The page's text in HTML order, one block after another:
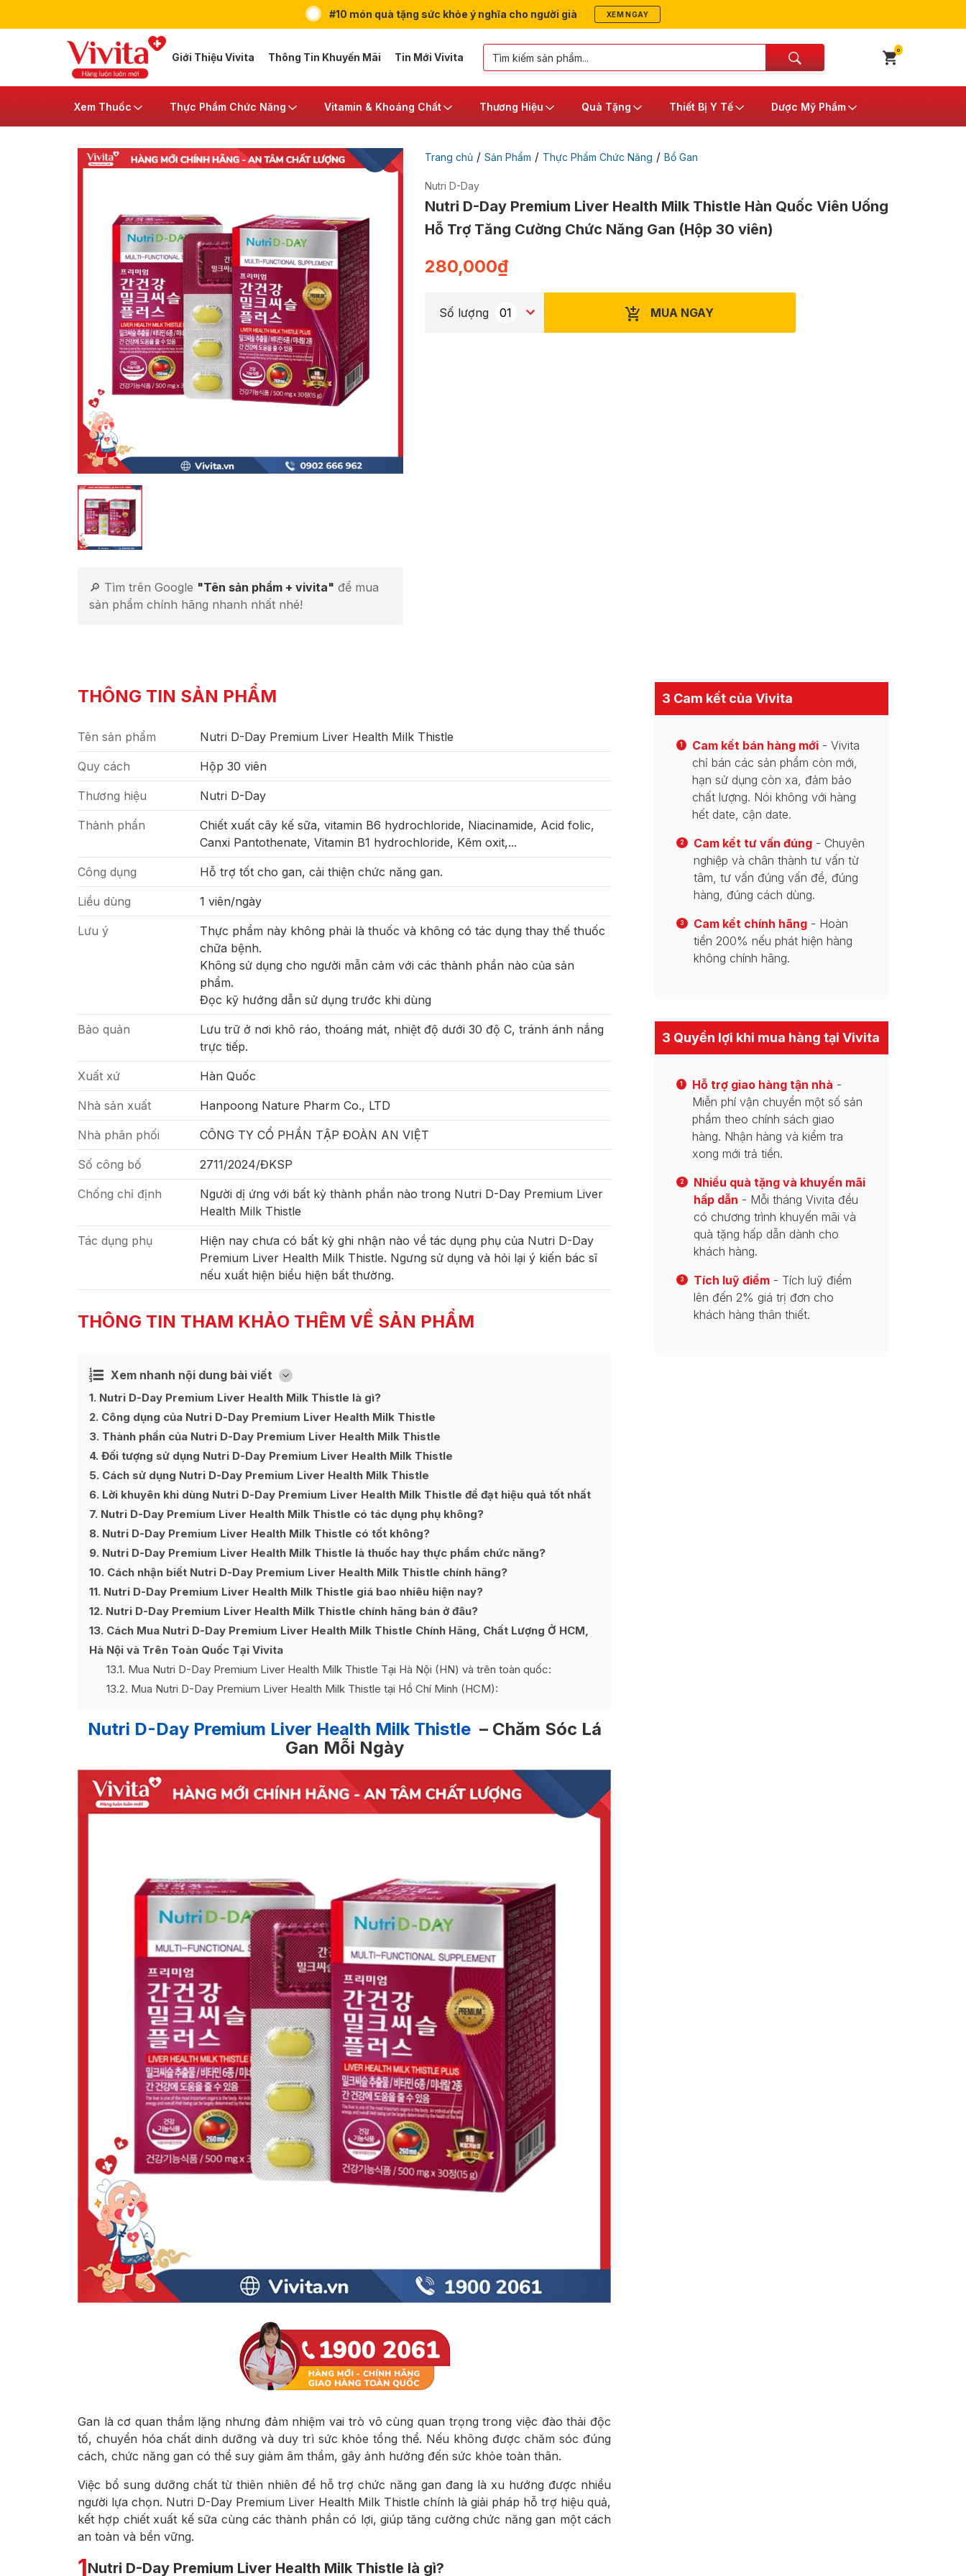
#10 món quà tặng sức khỏe ý nghĩa cho người già XEM NGAY
Giới Thiệu Vivita Thông Tin Khuyến Mãi Tin Mới Vivita
0
Xem Thuốc Thực Phẩm Chức Năng Vitamin & Khoáng Chất Thương Hiệu Quà Tặng Thiết Bị Y Tế Dược Mỹ Phẩm
🔎 Tìm trên Google "Tên sản phẩm + vivita" để mua
sản phẩm chính hãng nhanh nhất nhé!
Trang chủ/ Sản Phẩm / Thực Phẩm Chức Năng / Bổ Gan
Nutri D-Day
Nutri D-Day Premium Liver Health Milk Thistle Hàn Quốc Viên Uống
Hỗ Trợ Tăng Cường Chức Năng Gan (Hộp 30 viên)
280,000₫
Số lượng MUA NGAY
THÔNG TIN SẢN PHẨM
Tên sản phẩm Nutri D-Day Premium Liver Health Milk Thistle
Quy cách Hộp 30 viên
Thương hiệu Nutri D-Day
Thành phần
Chiết xuất cây kế sữa, vitamin B6 hydrochloride, Niacinamide, Acid folic,
Canxi Pantothenate, Vitamin B1 hydrochloride, Kẽm oxit,...
Công dụng Hỗ trợ tốt cho gan, cải thiện chức năng gan.
Liều dùng 1 viên/ngày
Lưu ý
Thực phẩm này không phải là thuốc và không có tác dụng thay thế thuốc
chữa bệnh.
Không sử dụng cho người mẫn cảm với các thành phần nào của sản
phẩm.
Đọc kỹ hướng dẫn sử dụng trước khi dùng
Bảo quản
Lưu trữ ở nơi khô ráo, thoáng mát, nhiệt độ dưới 30 độ C, tránh ánh nắng
trực tiếp.
Xuất xứ Hàn Quốc
Nhà sản xuất Hanpoong Nature Pharm Co., LTD
Nhà phân phối CÔNG TY CỔ PHẦN TẬP ĐOÀN AN VIỆT
Số công bố 2711/2024/ĐKSP
Chống chỉ định
Người dị ứng với bất kỳ thành phần nào trong Nutri D-Day Premium Liver
Health Milk Thistle
Tác dụng phụ
Hiện nay chưa có bất kỳ ghi nhận nào về tác dụng phụ của Nutri D-Day
Premium Liver Health Milk Thistle. Ngưng sử dụng và hỏi lại ý kiến bác sĩ
nếu xuất hiện biểu hiện bất thường.
THÔNG TIN THAM KHẢO THÊM VỀ SẢN PHẨM
Xem nhanh nội dung bài viết [
Ẩn
1 Nutri D-Day Premium Liver Health Milk Thistle là gì?
2 Công dụng của Nutri D-Day Premium Liver Health Milk Thistle
3 Thành phần của Nutri D-Day Premium Liver Health Milk Thistle
4 Đối tượng sử dụng Nutri D-Day Premium Liver Health Milk Thistle
5 Cách sử dụng Nutri D-Day Premium Liver Health Milk Thistle
6 Lời khuyên khi dùng Nutri D-Day Premium Liver Health Milk Thistle để đạt hiệu quả tốt nhất
7 Nutri D-Day Premium Liver Health Milk Thistle có tác dụng phụ không?
8 Nutri D-Day Premium Liver Health Milk Thistle có tốt không?
9 Nutri D-Day Premium Liver Health Milk Thistle là thuốc hay thực phẩm chức năng?
10 Cách nhận biết Nutri D-Day Premium Liver Health Milk Thistle chính hãng?
11 Nutri D-Day Premium Liver Health Milk Thistle giá bao nhiêu hiện nay?
12 Nutri D-Day Premium Liver Health Milk Thistle chính hãng bán ở đâu?
13 Cách Mua Nutri D-Day Premium Liver Health Milk Thistle Chính Hãng, Chất Lượng Ở HCM,
Hà Nội và Trên Toàn Quốc Tại Vivita
13.1 Mua Nutri D-Day Premium Liver Health Milk Thistle Tại Hà Nội (HN) và trên toàn quốc:
13.2 Mua Nutri D-Day Premium Liver Health Milk Thistle tại Hồ Chí Minh (HCM):
Nutri D-Day Premium Liver Health Milk Thistle– Chăm Sóc Lá
Gan Mỗi Ngày
Gan là cơ quan thầm lặng nhưng đảm nhiệm vai trò vô cùng quan trọng trong việc đào thải độc
tố, chuyển hóa chất dinh dưỡng và duy trì sức khỏe tổng thể. Nếu không được chăm sóc đúng
cách, chức năng gan có thể suy giảm âm thầm, gây ảnh hưởng đến sức khỏe toàn thân.
Việc bổ sung dưỡng chất từ thiên nhiên để hỗ trợ chức năng gan đang là xu hướng được nhiều
người lựa chọn. Nutri D-Day Premium Liver Health Milk Thistle chính là giải pháp hỗ trợ hiệu quả,
kết hợp chiết xuất kế sữa cùng các thành phần có lợi, giúp tăng cường chức năng gan một cách
an toàn và bền vững.
1Nutri D-Day Premium Liver Health Milk Thistle là gì?
3 Cam kết của Vivita
1 Cam kết bán hàng mới - Vivita
chỉ bán các sản phẩm còn mới,
hạn sử dụng còn xa, đảm bảo
chất lượng. Nói không với hàng
hết date, cận date.
2 Cam kết tư vấn đúng - Chuyên
nghiệp và chân thành tư vấn từ
tâm, tư vấn đúng vấn đề, đúng
hàng, đúng cách dùng.
3 Cam kết chính hãng - Hoàn
tiền 200% nếu phát hiện hàng
không chính hãng.
3 Quyền lợi khi mua hàng tại Vivita
1 Hỗ trợ giao hàng tận nhà -
Miễn phí vận chuyển một số sản
phẩm theo chính sách giao
hàng. Nhận hàng và kiểm tra
xong mới trả tiền.
2
Nhiều quà tặng và khuyến mãi
hấp dẫn - Mỗi tháng Vivita đều
có chương trình khuyến mãi và
quà tặng hấp dẫn dành cho
khách hàng.
3 Tích luỹ điểm - Tích luỹ điểm
lên đến 2% giá trị đơn cho
khách hàng thân thiết.